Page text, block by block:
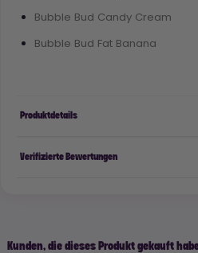
Bubble Bud Candy Cream
Bubble Bud Fat Banana
Produktdetails
Verifizierte Bewertungen
Kunden, die dieses Produkt gekauft